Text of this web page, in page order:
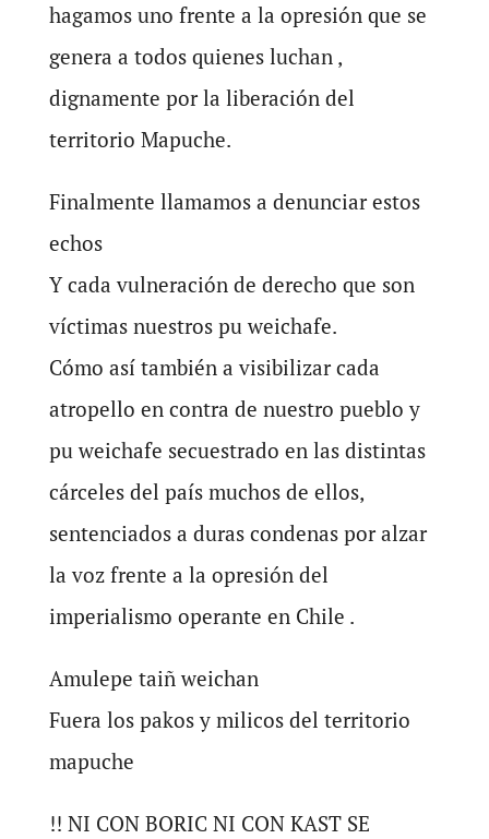
hagamos uno frente a la opresión que se
genera a todos quienes luchan ,
dignamente por la liberación del
territorio Mapuche.
Finalmente llamamos a denunciar estos
echos
Y cada vulneración de derecho que son
víctimas nuestros pu weichafe.
Cómo así también a visibilizar cada
atropello en contra de nuestro pueblo y
pu weichafe secuestrado en las distintas
cárceles del país muchos de ellos,
sentenciados a duras condenas por alzar
la voz frente a la opresión del
imperialismo operante en Chile .
Amulepe taiñ weichan
Fuera los pakos y milicos del territorio
mapuche
!! NI CON BORIC NI CON KAST SE